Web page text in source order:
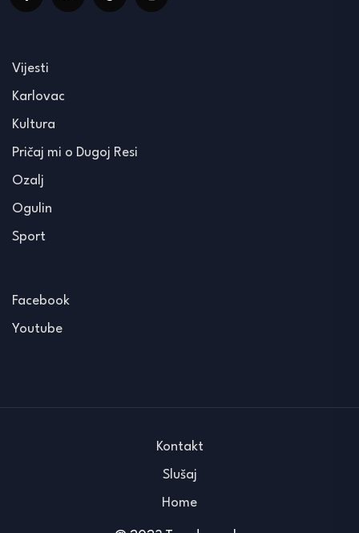
Vijesti
Karlovac
Kultura
Pričaj mi o Dugoj Resi
Ozalj
Ogulin
Sport
Facebook
Youtube
Kontakt
Slušaj
Home